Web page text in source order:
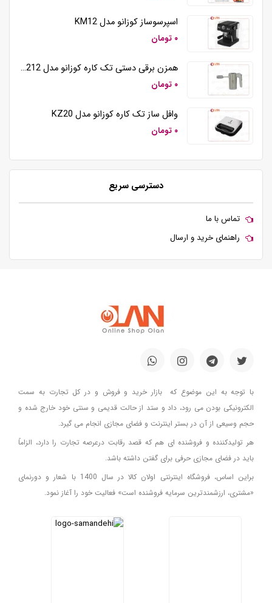
اسپرسوساز کوزانو مدل KM12
۰ تومان
همزن برقی دستی تک کاره کوزانو مدل HM212
۰ تومان
وافل ساز تک کاره کوزانو مدل KZ20
۰ تومان
دسترسی سریع
تماس با ما
راهنمای خرید و ارسال
با توجه به این موضوع که بازار خرید و فروش و در کل تجارت به سمت
الکترونیکی بودن می رود، داد و ستد از حالت قدیمی و سنتی خود خارج شده و
حجم وسیعی از آن در بستر اینترنت و فضای مجازی انجام می گیرد.
هر تولیدکننده و فروشنده ای هم که قصد رقابت درعرصه تجارت را دارد، الزاماً
باید در فضای مجازی حرفی برای گفتن داشته باشد.
براین اساس، فروشگاه اینترنتی اولان کالا در سال 1400 با شعار و دورنمای
«مشتری، ارزشمندترین سرمایه فروشنده است» فعالیت خود را آغاز نمود.